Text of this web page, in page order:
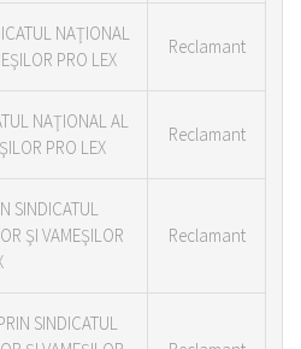
NAŢIONAL
PRO LEX
Reclamant
NAŢIONAL AL
PRO LEX
Reclamant
SINDICATUL
ŞI VAMEŞILOR
Reclamant
SINDICATUL